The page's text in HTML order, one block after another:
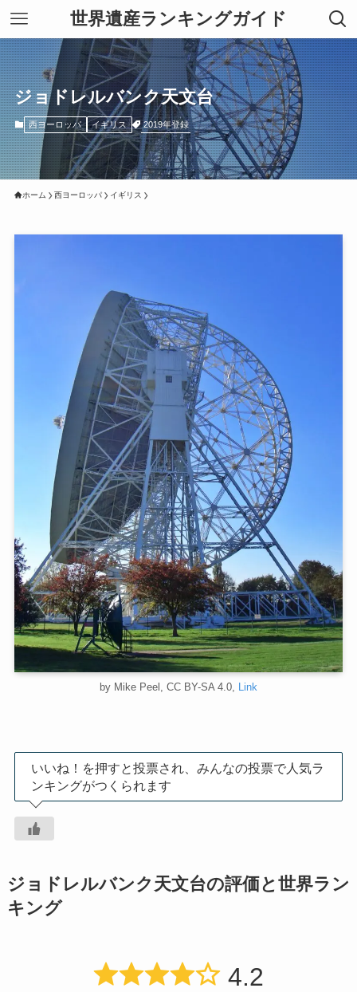
世界遺産ランキングガイド
ジョドレルバンク天文台
西ヨーロッパ イギリス 2019年登録
ホーム 西ヨーロッパ イギリス
by Mike Peel, CC BY-SA 4.0, Link
いいね！を押すと投票され、みんなの投票で人気ラ
ンキングがつくられます
ジョドレルバンク天文台の評価と世界ラン
キング
4.2